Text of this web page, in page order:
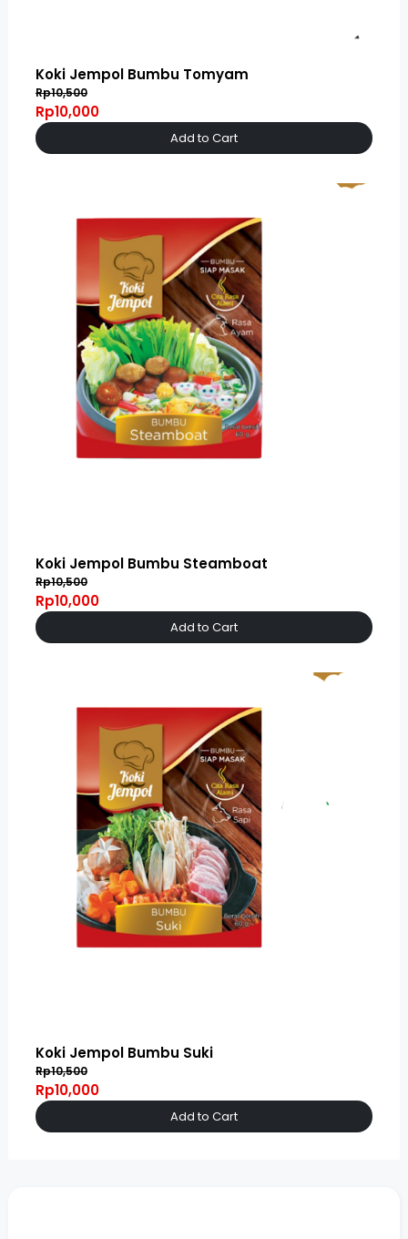
Koki Jempol Bumbu Tomyam
Rp10,500
Rp10,000
Add to Cart
Koki Jempol Bumbu Steamboat
Rp10,500
Rp10,000
Add to Cart
Koki Jempol Bumbu Suki
Rp10,500
Rp10,000
Add to Cart